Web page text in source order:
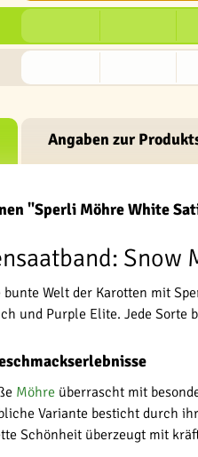
Angaben zur
"Sperli Möhre White
Snow
bunte Welt der Karotten mit
und Purple Elite. Jede
Möhre überrascht mit
Variante besticht durch
Schönheit überzeugt mit